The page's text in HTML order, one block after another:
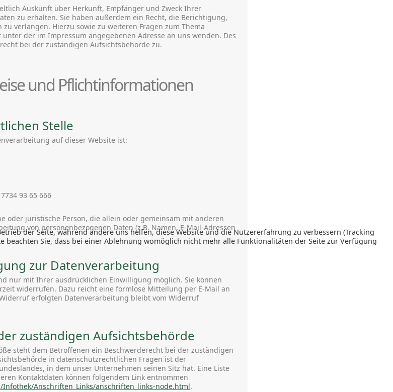
Auskunft über Herkunft, Empfänger und Zweck Ihrer
zu erhalten. Sie haben außerdem ein Recht, die Berichtigung,
verlangen. Hierzu sowie zu weiteren Fragen zum Thema
der im Impressum angegebenen Adresse an uns wenden. Des
bei der zuständigen Aufsichtsbehörde zu.
und Pflichtinformationen
Stelle
auf dieser Website ist:
93 65 666
oder juristische Person, die allein oder gemeinsam mit anderen
von personenbezogenen Daten (z.B. Namen, E-Mail-Adressen
zur Datenverarbeitung
nur mit Ihrer ausdrücklichen Einwilligung möglich. Sie können
widerrufen. Dazu reicht eine formlose Mitteilung per E-Mail an
erfolgten Datenverarbeitung bleibt vom Widerruf
zuständigen Aufsichtsbehörde
steht dem Betroffenen ein Beschwerderecht bei der zuständigen
in datenschutzrechtlichen Fragen ist der
in dem unser Unternehmen seinen Sitz hat. Eine Liste
Kontaktdaten können folgendem Link entnommen
Anschriften_Links/anschriften_links-node.html.
der Seite, während andere uns helfen, diese Website und die Nutzererfahrung zu verbessern (Tracking
beachten Sie, dass bei einer Ablehnung womöglich nicht mehr alle Funktionalitäten der Seite zur Verfügung